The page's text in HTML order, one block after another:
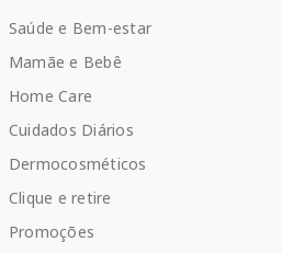
Saúde e Bem-estar
Mamãe e Bebê
Home Care
Cuidados Diários
Dermocosméticos
Clique e retire
Promoções